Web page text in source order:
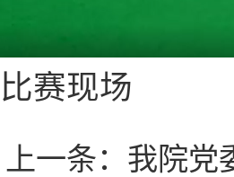
比赛现场
上一条： 我院党